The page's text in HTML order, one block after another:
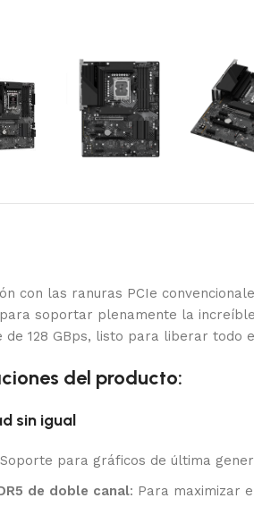
con las ranuras PCIe
soportar plenamente la
de 128 GBps, listo para liberar
del producto:
sin igual
para gráficos de última
de doble canal: Para maximizar